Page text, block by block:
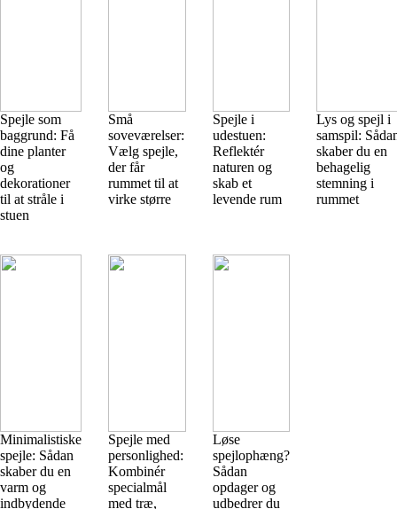
Spejle som
baggrund: Få
dine planter
og
dekorationer
til at stråle i
stuen
Små
soveværelser:
Vælg spejle,
der får
rummet til at
virke større
Spejle i
udestuen:
Reflektér
naturen og
skab et
levende rum
Lys og spejl i
samspil:
skaber du en
behagelig
stemning i
rummet
Minimalistiske
spejle: Sådan
skaber du en
varm og
indbydende
Spejle med
personlighed:
Kombinér
specialmål
med træ,
Løse
spejlophæng?
Sådan
opdager og
udbedrer du